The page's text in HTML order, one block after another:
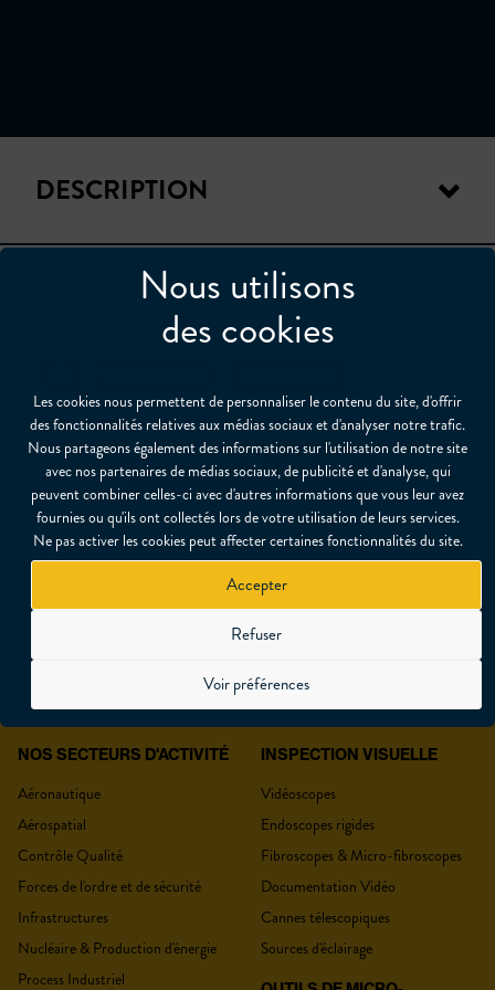
Nous utilisons
des cookies
Les cookies nous permettent de personnaliser le contenu du site, d'offrir
des fonctionnalités relatives aux médias sociaux et d'analyser notre trafic.
Nous partageons également des informations sur l'utilisation de notre site
avec nos partenaires de médias sociaux, de publicité et d'analyse, qui
peuvent combiner celles-ci avec d'autres informations que vous leur avez
fournies ou qu'ils ont collectés lors de votre utilisation de leurs services.
Ne pas activer les cookies peut affecter certaines fonctionnalités du site.
Accepter
Refuser
Voir préférences
DESCRIPTION
BATTERIE
PARTAGER
DEVIS
VOTRE DEVIS
Civilité*
NOS SECTEURS D'ACTIVITÉ
Aéronautique
Aérospatial
Contrôle Qualité
Forces de l'ordre et de sécurité
Infrastructures
Nucléaire & Production d'énergie
Process Industriel
INSPECTION VISUELLE
Vidéoscopes
Endoscopes rigides
Fibroscopes & Micro-fibroscopes
Documentation Vidéo
Cannes télescopiques
Sources d'éclairage